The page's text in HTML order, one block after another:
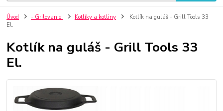
Úvod - Grilovanie Kotlíky a kotliny
Kotlík na guláš - Grill Tools 33
El.
Kotlík na guláš - Grill Tools 33
El.